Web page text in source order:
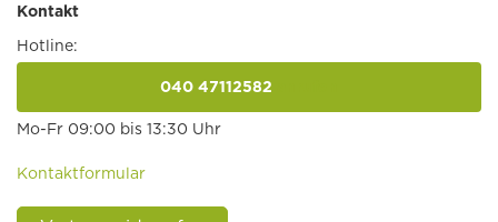
Kontakt
Hotline:
040 47112582
Mo-Fr 09:00 bis 13:30 Uhr
Kontaktformular